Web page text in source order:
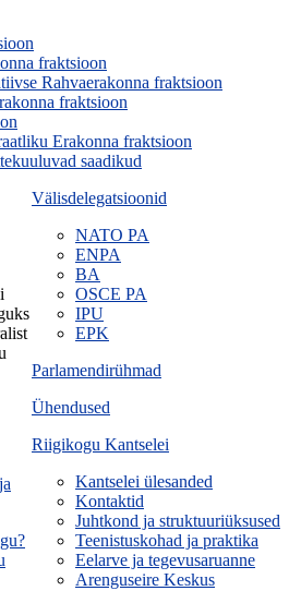
fraktsioon
Rahvaerakonna fraktsioon
fraktsioon
Erakonna fraktsioon
saadikud
Välisdelegatsioonid
NATO PA
ENPA
BA
OSCE PA
IPU
EPK
Parlamendirühmad
Ühendused
Riigikogu Kantselei
Kantselei ülesanded
Kontaktid
Juhtkond ja struktuuriüksused
Teenistuskohad ja praktika
Eelarve ja tegevusaruanne
Arenguseire Keskus